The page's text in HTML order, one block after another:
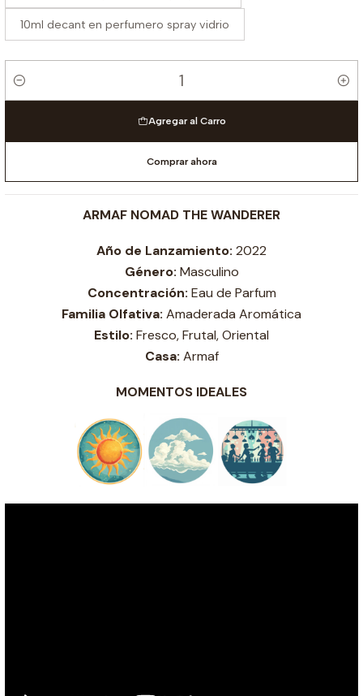
10ml decant en perfumero spray vidrio
Cantidad
Agregar al Carro
Comprar ahora
ARMAF NOMAD THE WANDERER
Año de Lanzamiento: 2022
Género: Masculino
Concentración: Eau de Parfum
Familia Olfativa: Amaderada Aromática
Estilo: Fresco, Frutal, Oriental
Casa: Armaf
MOMENTOS IDEALES